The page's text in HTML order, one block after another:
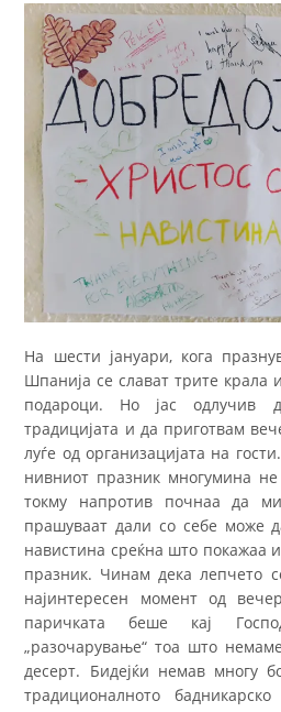
На шести јануари, кога
Шпанија се слават трите крала
подароци. Но јас одлучив
традицијата и да приготвам
луѓе од организацијата на
нивниот празник многумина
токму напротив почнаа да
прашуваат дали со себе може
навистина среќна што покажаа
празник. Чинам дека лепчето
најинтересен момент од
паричката беше кај
„разочарување“ тоа што
десерт. Бидејќи немав многу
традиционалното